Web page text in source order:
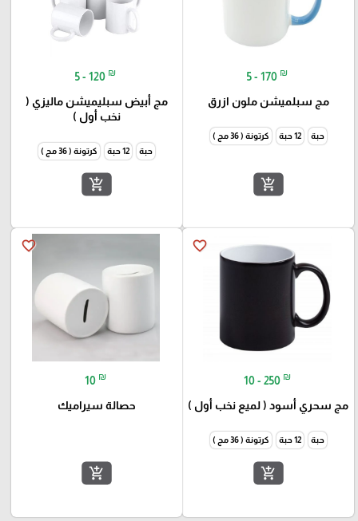
5 - 170 ₪
مج سبلميشن ملون ازرق
حبة 12 حبة كرتونة ( 36 مج )
add_shopping_cart
5 - 120 ₪
مج أبيض سبليميشن ماليزي (
نخب أول )
حبة 12 حبة كرتونة ( 36 مج )
add_shopping_cart
favorite_border
10 - 250 ₪
مج سحري أسود ( لميع نخب أول )
حبة 12 حبة كرتونة ( 36 مج )
add_shopping_cart
favorite_border
10 ₪
حصالة سيراميك
add_shopping_cart